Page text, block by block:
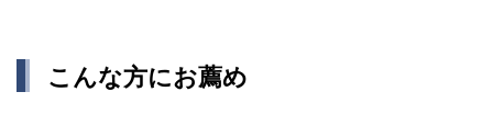
こんな方にお薦め